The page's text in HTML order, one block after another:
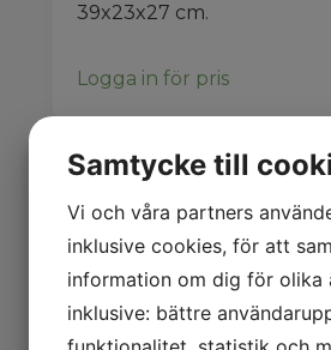
39x23x27 cm.
Logga in för pris
Relaterade
Rea!
62101
Samtycke till
Vi och våra partners
inklusive cookies, för att
information om dig för olika
inklusive: bättre